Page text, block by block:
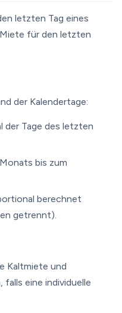
letzten Tag eines
für den letzten
der Kalendertage:
der Tage des letzten
bis zum
berechnet
getrennt).
Kaltmiete und
eine individuelle